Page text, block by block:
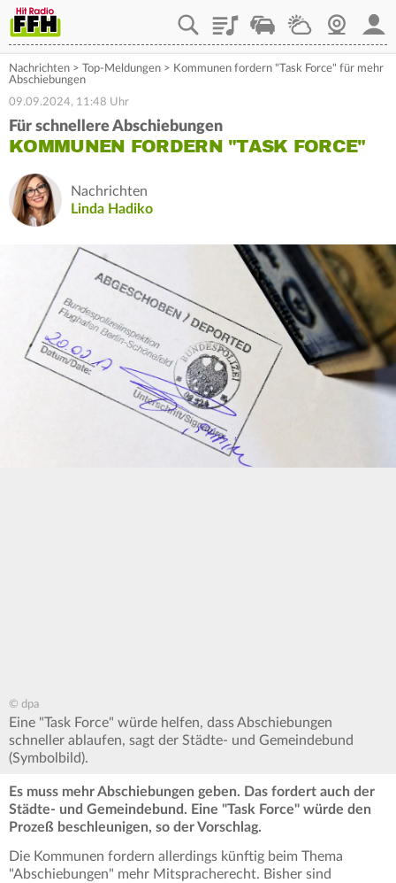
PlaylistStaupilotWetterWebcam
Nachrichten > Top-Meldungen > Kommunen fordern "Task Force" für mehr
Abschiebungen
09.09.2024, 11:48 Uhr
Für schnellere Abschiebungen
KOMMUNEN FORDERN "TASK FORCE"
Nachrichten
Linda Hadiko
© dpa
Eine "Task Force" würde helfen, dass Abschiebungen
schneller ablaufen, sagt der Städte- und Gemeindebund
(Symbolbild).
Es muss mehr Abschiebungen geben. Das fordert auch der
Städte- und Gemeindebund. Eine "Task Force" würde den
Prozeß beschleunigen, so der Vorschlag.
Die Kommunen fordern allerdings künftig beim Thema
"Abschiebungen" mehr Mitspracherecht. Bisher sind